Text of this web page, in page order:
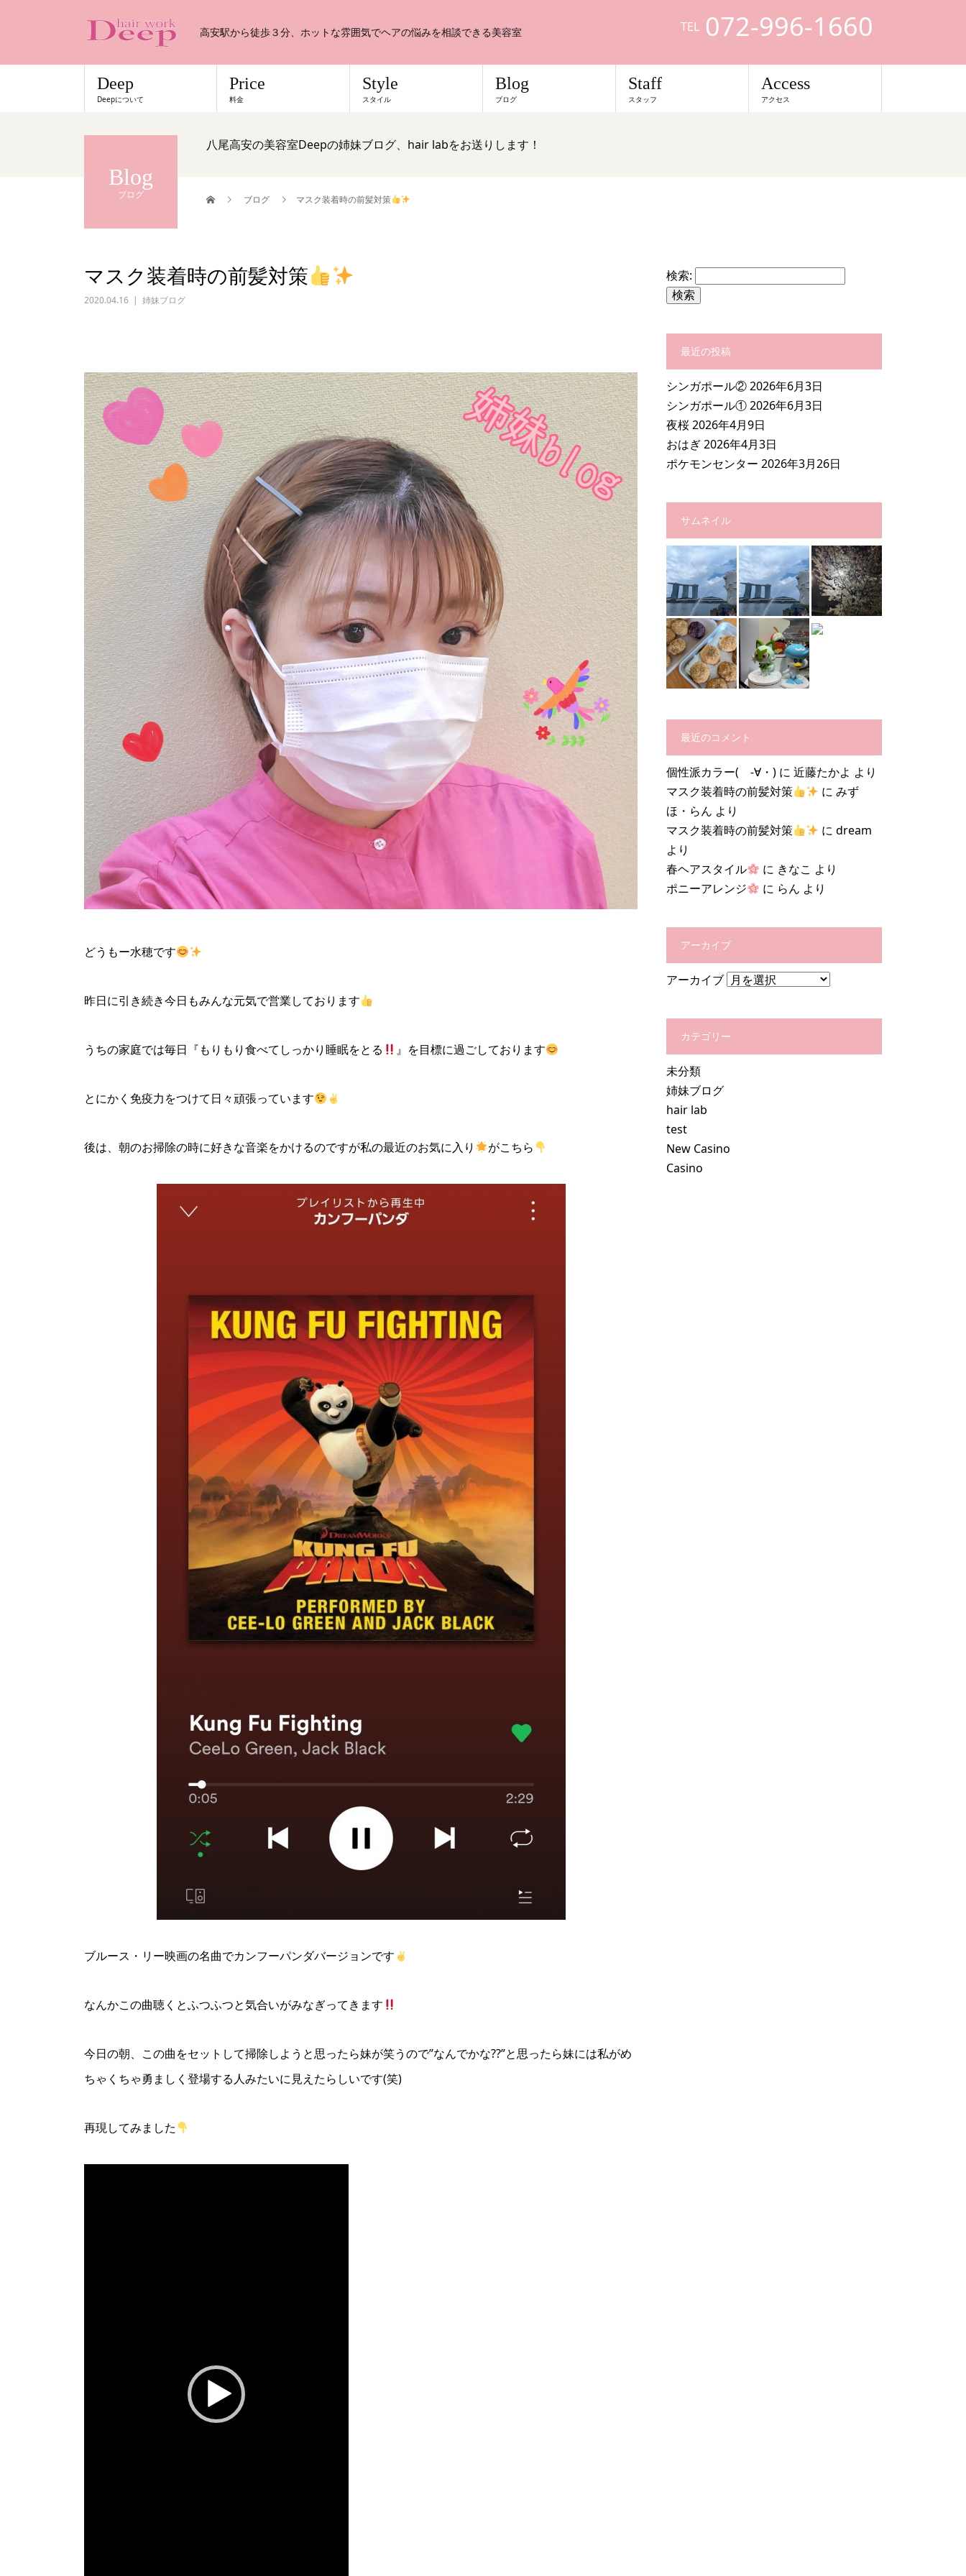
高安駅から徒歩３分、ホットな雰囲気でヘアの悩みを相談できる美容室 TEL 072-996-1660
Deep
Deepについて
Price
料金
Style
スタイル
Blog
ブログ
Staff
スタッフ
Access
アクセス
Blog
ブログ
八尾高安の美容室Deepの姉妹ブログ、hair labをお送りします！
ブログ マスク装着時の前髪対策
マスク装着時の前髪対策
2020.04.16 姉妹ブログ
どうもー水穂です
昨日に引き続き今日もみんな元気で営業しております
うちの家庭では毎日『もりもり食べてしっかり睡眠をとる 』を目標に過ごしております
とにかく免疫力をつけて日々頑張っています
後は、朝のお掃除の時に好きな音楽をかけるのですが私の最近のお気に入り がこちら
ブルース・リー映画の名曲でカンフーパンダバージョンです
なんかこの曲聴くとふつふつと気合いがみなぎってきます
今日の朝、この曲をセットして掃除しようと思ったら妹が笑うので”なんでかな??”と思ったら妹には私がめ
ちゃくちゃ勇ましく登場する人みたいに見えたらしいです(笑)
再現してみました
動
検索:
最近の投稿
シンガポール②2026年6月3日
シンガポール①2026年6月3日
夜桜2026年4月9日
おはぎ2026年4月3日
ポケモンセンター 2026年3月26日
サムネイル
最近のコメント
個性派カラー( -∀・) に 近藤たかよ より
マスク装着時の前髪対策
にみず
ほ・らん より
マスク装着時の前髪対策
にdream
より
春ヘアスタイル
に きなこ より
ポニーアレンジ
に らん より
アーカイブ
アーカイブ
カテゴリー
未分類
姉妹ブログ
hair lab
test
New Casino
Casino